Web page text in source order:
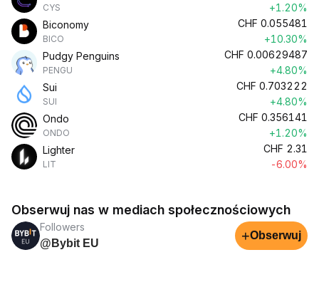
CYS
+1.20%
Biconomy
BICO
CHF 0.055481
+10.30%
Pudgy Penguins
PENGU
CHF 0.00629487
+4.80%
Sui
SUI
CHF 0.703222
+4.80%
Ondo
ONDO
CHF 0.356141
+1.20%
Lighter
LIT
CHF 2.31
-6.00%
Obserwuj nas w mediach społecznościowych
Followers
@Bybit EU
+Obserwuj